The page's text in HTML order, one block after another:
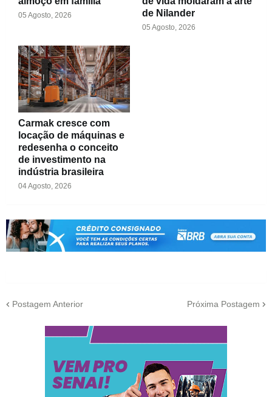
05 Agosto, 2026
de Nilander
05 Agosto, 2026
Carmak cresce com
locação de máquinas e
redesenha o conceito
de investimento na
indústria brasileira
04 Agosto, 2026
Postagem Anterior Próxima Postagem